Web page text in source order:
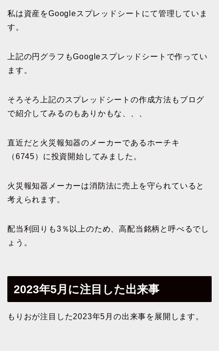
私は資産をGoogleスプレッドシートにて管理していま
す。
上記の円グラフもGoogleスプレッドシートで作ってい
ます。
そろそろ上記のスプレッドシートの作成方法もブログ
で紹介してみるのもありかもな、、、
直近だと火災報知器のメーカーであるホーチキ
（6745）に投資開始してみました。
火災報知器メーカーは消防法に売上を守られていると
考えられます。
配当利回りも3％以上のため、高配当銘柄と呼べるでし
ょう。
2023年5月に注目した出来事
もりおが注目した2023年5月の出来事を展開します。